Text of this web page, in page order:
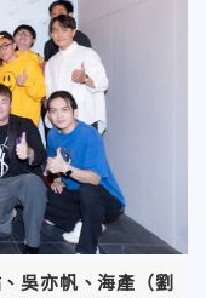
吳亦帆、海產（劉